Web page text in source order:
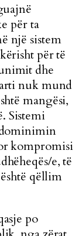
për ta
një sistem
për të
dhe
nuk mund
mangësi,
Sistemi
kompromisi
e, të
qëllim
po